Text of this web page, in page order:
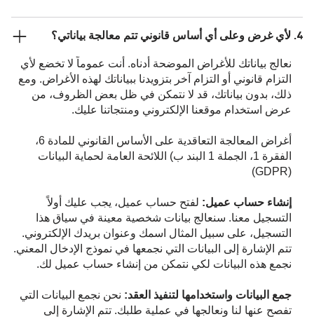
4. لأي غرض وعلى أي أساس قانوني تتم معالجة بياناتي؟
نعالج بياناتك للأغراض الموضحة أدناه. أنت عموماً لا تخضع لأي
التزام قانوني أو التزام آخر بتزويدنا ببياناتك لهذه الأغراض. ومع
ذلك، بدون بياناتك، قد لا نتمكن في ظل بعض الظروف، من
عرض استخدام موقعنا الإلكتروني ومنتجاتنا عليك.
أغراض المعالجة التعاقدية على الأساس القانوني للمادة 6،
الفقرة 1، الجملة 1 البند ب) اللائحة العامة لحماية البيانات
(GDPR)
إنشاء حساب عميل: لفتح حساب عميل، يجب عليك أولاً
التسجيل معنا. سنعالج بيانات شخصية معينة في سياق هذا
التسجيل، على سبيل المثال اسمك وعنوان بريدك الإلكتروني.
تتم الإشارة إلى البيانات التي نجمعها في نموذج الإدخال المعني.
نجمع هذه البيانات لكي نتمكن من إنشاء حساب عميل لك.
جمع البيانات واستخدامها لتنفيذ العقد: نحن نجمع البيانات التي
تفصح عنها لنا ونعالجها في عملية طلبك. تتم الإشارة إلى